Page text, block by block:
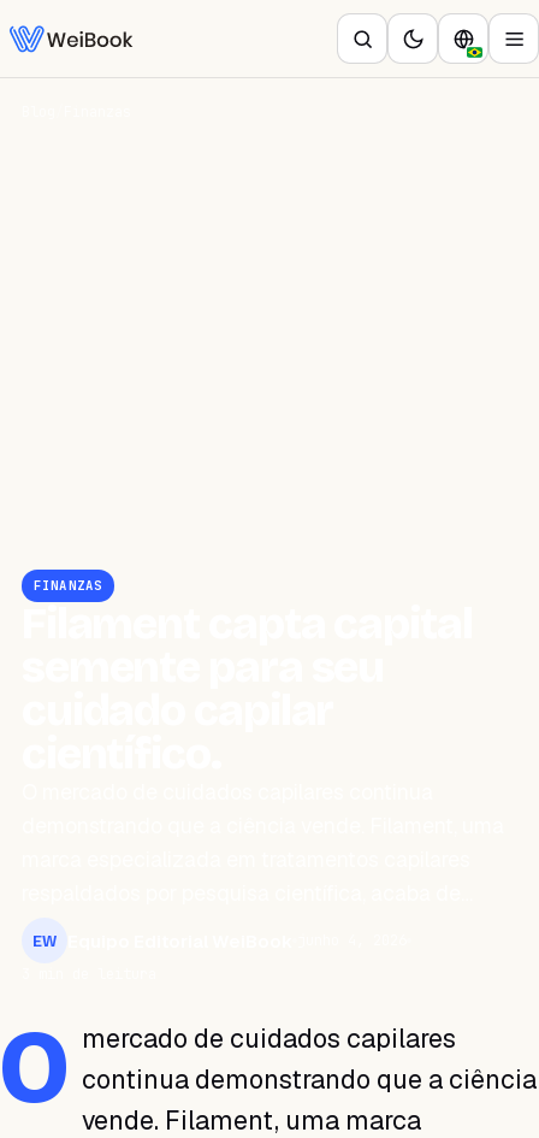
FINANZAS
EW
O mercado de cuidados capilares
continua demonstrando que a ciência
vende. Filament, uma marca